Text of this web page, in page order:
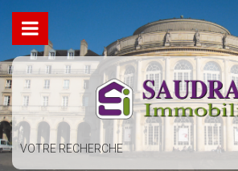
VOTRE RECHERCHE